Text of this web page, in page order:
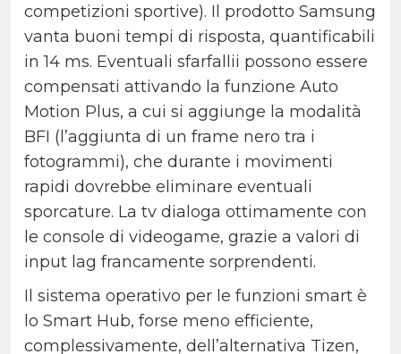
competizioni sportive). Il prodotto Samsung
vanta buoni tempi di risposta, quantificabili
in 14 ms. Eventuali sfarfallii possono essere
compensati attivando la funzione Auto
Motion Plus, a cui si aggiunge la modalità
BFI (l’aggiunta di un frame nero tra i
fotogrammi), che durante i movimenti
rapidi dovrebbe eliminare eventuali
sporcature. La tv dialoga ottimamente con
le console di videogame, grazie a valori di
input lag francamente sorprendenti.
Il sistema operativo per le funzioni smart è
lo Smart Hub, forse meno efficiente,
complessivamente, dell’alternativa Tizen,